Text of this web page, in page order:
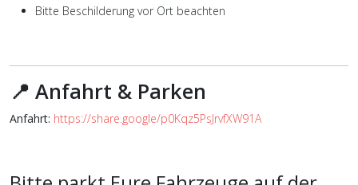
Bitte Beschilderung vor Ort beachten
📍 Anfahrt & Parken
Anfahrt: https://share.google/p0Kqz5PsJrvfXW91A